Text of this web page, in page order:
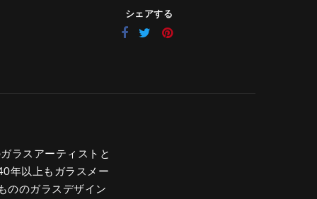
シェアする
ラスアーティストと
年以上もガラスメー
ののガラスデザイン